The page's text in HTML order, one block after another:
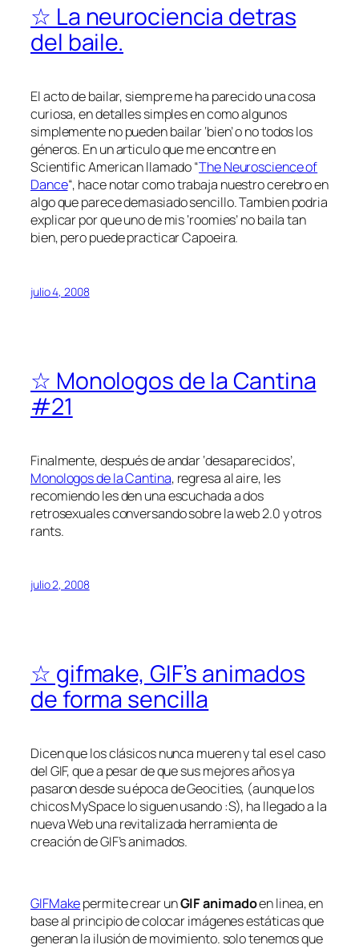
☆ La neurociencia detras
del baile.
El acto de bailar, siempre me ha parecido una cosa
curiosa, en detalles simples en como algunos
simplemente no pueden bailar ‘bien’ o no todos los
géneros. En un articulo que me encontre en
Scientific American llamado “The Neuroscience of
Dance“, hace notar como trabaja nuestro cerebro en
algo que parece demasiado sencillo. Tambien podria
explicar por que uno de mis ‘roomies’ no baila tan
bien, pero puede practicar Capoeira.
julio 4, 2008
☆ Monologos de la Cantina
#21
Finalmente, después de andar ‘desaparecidos’,
Monologos de la Cantina, regresa al aire, les
recomiendo les den una escuchada a dos
retrosexuales conversando sobre la web 2.0 y otros
rants.
julio 2, 2008
☆ gifmake, GIF’s animados
de forma sencilla
Dicen que los clásicos nunca mueren y tal es el caso
del GIF, que a pesar de que sus mejores años ya
pasaron desde su época de Geocities, (aunque los
chicos MySpace lo siguen usando :S), ha llegado a la
nueva Web una revitalizada herramienta de
creación de GIF’s animados.
GIFMakepermite crear unGIF animadoen linea, en
base al principio de colocar imágenes estáticas que
generan la ilusión de movimiento. solo tenemos que